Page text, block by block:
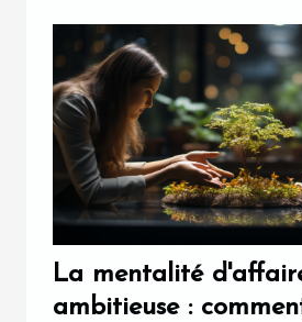
La mentalité
ambitieuse :